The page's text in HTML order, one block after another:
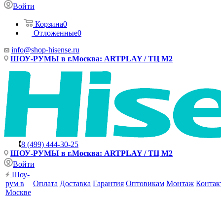
Войти
Корзина0
Отложенные0
info@shop-hisense.ru
ШОУ-РУМЫ в г.Москва: ARTPLAY / ТЦ М2
8 (499) 444-30-25
ШОУ-РУМЫ в г.Москва: ARTPLAY / ТЦ М2
Войти
Шоу-
рум в
Москве
Оплата Доставка Гарантия Оптовикам Монтаж